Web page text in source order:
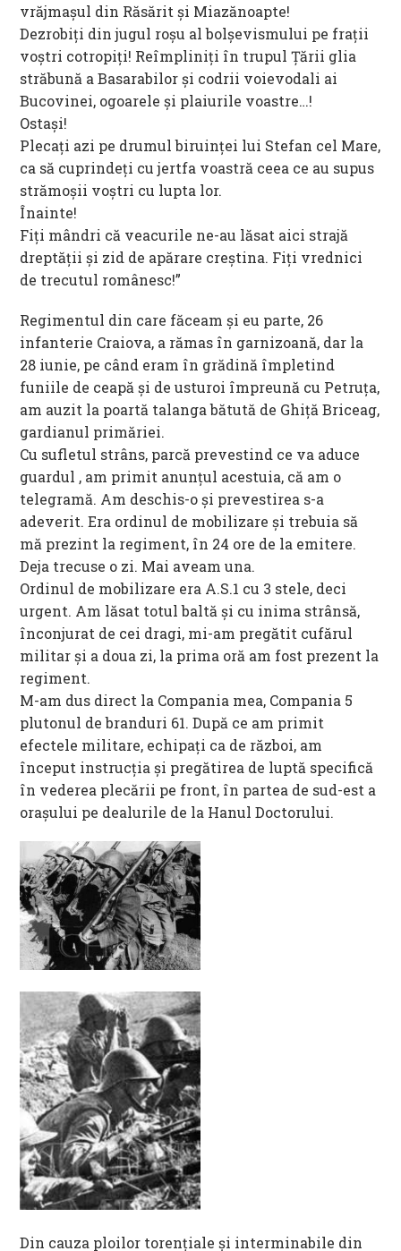
vrăjmașul din Răsărit și Miazănoapte!
Dezrobiți din jugul roșu al bolșevismului pe frații
voștri cotropiți! Reîmpliniți în trupul Țării glia
străbună a Basarabilor și codrii voievodali ai
Bucovinei, ogoarele și plaiurile voastre…!
Ostași!
Plecați azi pe drumul biruinței lui Stefan cel Mare,
ca să cuprindeți cu jertfa voastră ceea ce au supus
strămoșii voștri cu lupta lor.
Înainte!
Fiți mândri că veacurile ne-au lăsat aici strajă
dreptății și zid de apărare creștina. Fiți vrednici
de trecutul românesc!”
Regimentul din care făceam şi eu parte, 26
infanterie Craiova, a rămas în garnizoană, dar la
28 iunie, pe când eram în grădină împletind
funiile de ceapă şi de usturoi împreună cu Petruţa,
am auzit la poartă talanga bătută de Ghiţă Briceag,
gardianul primăriei.
Cu sufletul strâns, parcă prevestind ce va aduce
guardul , am primit anunţul acestuia, că am o
telegramă. Am deschis-o şi prevestirea s-a
adeverit. Era ordinul de mobilizare şi trebuia să
mă prezint la regiment, în 24 ore de la emitere.
Deja trecuse o zi. Mai aveam una.
Ordinul de mobilizare era A.S.1 cu 3 stele, deci
urgent. Am lăsat totul baltă şi cu inima strânsă,
înconjurat de cei dragi, mi-am pregătit cufărul
militar şi a doua zi, la prima oră am fost prezent la
regiment.
M-am dus direct la Compania mea, Compania 5
plutonul de branduri 61. După ce am primit
efectele militare, echipaţi ca de război, am
început instrucţia şi pregătirea de luptă specifică
în vederea plecării pe front, în partea de sud-est a
oraşului pe dealurile de la Hanul Doctorului.
Din cauza ploilor torenţiale şi interminabile din